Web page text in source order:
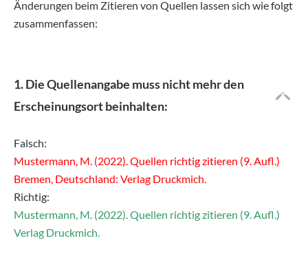
Änderungen beim Zitieren von Quellen lassen sich wie folgt
zusammenfassen:
1. Die Quellenangabe muss nicht mehr den
Erscheinungsort beinhalten:
Falsch:
Mustermann, M. (2022). Quellen richtig zitieren (9. Aufl.)
Bremen, Deutschland: Verlag Druckmich.
Richtig:
Mustermann, M. (2022). Quellen richtig zitieren (9. Aufl.)
Verlag Druckmich.